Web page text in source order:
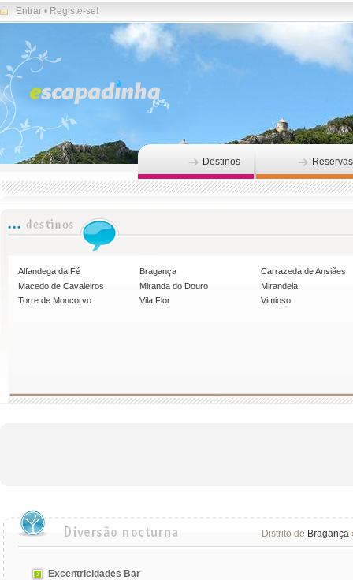
Entrar • Registe-se!
Destinos Reservas
Alfandega da Fé Bragança
Carrazeda de Ansiães
Macedo de Cavaleiros
Miranda do Douro
Mirandela
Torre de Moncorvo
Vila Flor Vimioso
Distrito de Bragança
Excentricidades Bar